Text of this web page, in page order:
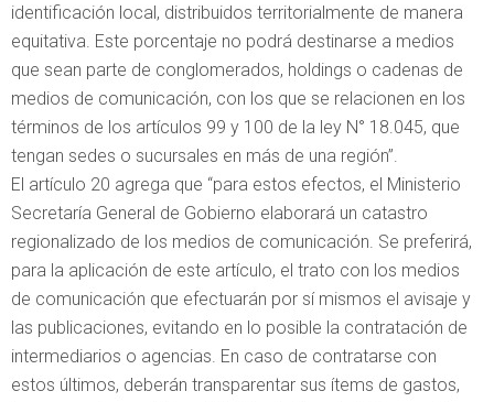
identificación local, distribuidos territorialmente de manera
equitativa. Este porcentaje no podrá destinarse a medios
que sean parte de conglomerados, holdings o cadenas de
medios de comunicación, con los que se relacionen en los
términos de los artículos 99 y 100 de la ley N° 18.045, que
tengan sedes o sucursales en más de una región”.
El artículo 20 agrega que “para estos efectos, el Ministerio
Secretaría General de Gobierno elaborará un catastro
regionalizado de los medios de comunicación. Se preferirá,
para la aplicación de este artículo, el trato con los medios
de comunicación que efectuarán por sí mismos el avisaje y
las publicaciones, evitando en lo posible la contratación de
intermediarios o agencias. En caso de contratarse con
estos últimos, deberán transparentar sus ítems de gastos,